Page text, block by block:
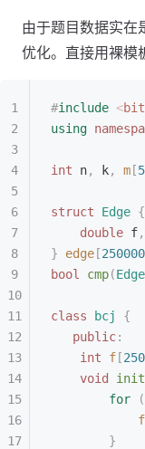
-
k
由于题目数据实在
优化。直接用裸模
#include <
using
int n, k, m [
struct Edge {
    double
f,
} edge [250000
bool
cmp(Edge
class bcj {
   public
:
    int
f [
    void
init
        for
(
            f
        }